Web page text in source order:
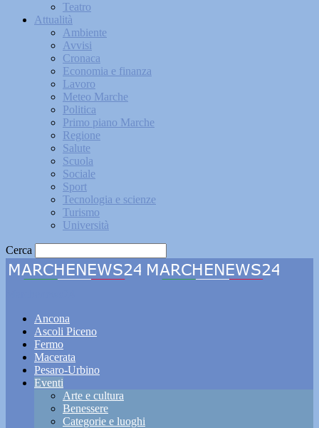
Teatro
Attualità
Ambiente
Avvisi
Cronaca
Economia e finanza
Lavoro
Meteo Marche
Politica
Primo piano Marche
Regione
Salute
Scuola
Sociale
Sport
Tecnologia e scienze
Turismo
Università
Cerca
Ancona
Ascoli Piceno
Fermo
Macerata
Pesaro-Urbino
Eventi
Arte e cultura
Benessere
Categorie e luoghi